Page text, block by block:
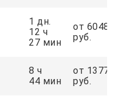
1 дн.
12 ч
27 мин
от
руб.
8 ч
44 мин
от
руб.